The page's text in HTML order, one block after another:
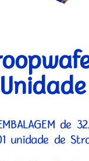
Unidade
de
unidade de